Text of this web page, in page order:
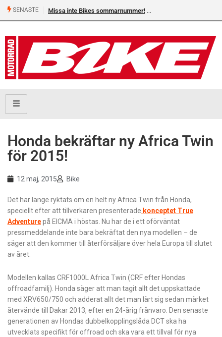
SENASTE Missa inte Bikes sommarnummer!
Honda bekräftar ny Africa Twin
för 2015!
12 maj, 2015 Bike
Det har länge ryktats om en helt ny Africa Twin från Honda,
speciellt efter att tillverkaren presenterade konceptet True
Adventurepå EICMA i höstas. Nu har de i ett oförväntat
pressmeddelande inte bara bekräftat den nya modellen – de
säger att den kommer till återförsäljare över hela Europa till slutet
av året.
Modellen kallas CRF1000L Africa Twin (CRF efter Hondas
offroadfamilj). Honda säger att man tagit allt det uppskattade
med XRV650/750 och adderat allt det man lärt sig sedan märket
återvände till Dakar 2013, efter en 24-årig frånvaro. Den senaste
generationen av Hondas dubbelkopplingslåda DCT ska ha
utvecklats specifikt för offroad och ska vara ett tillval för nya